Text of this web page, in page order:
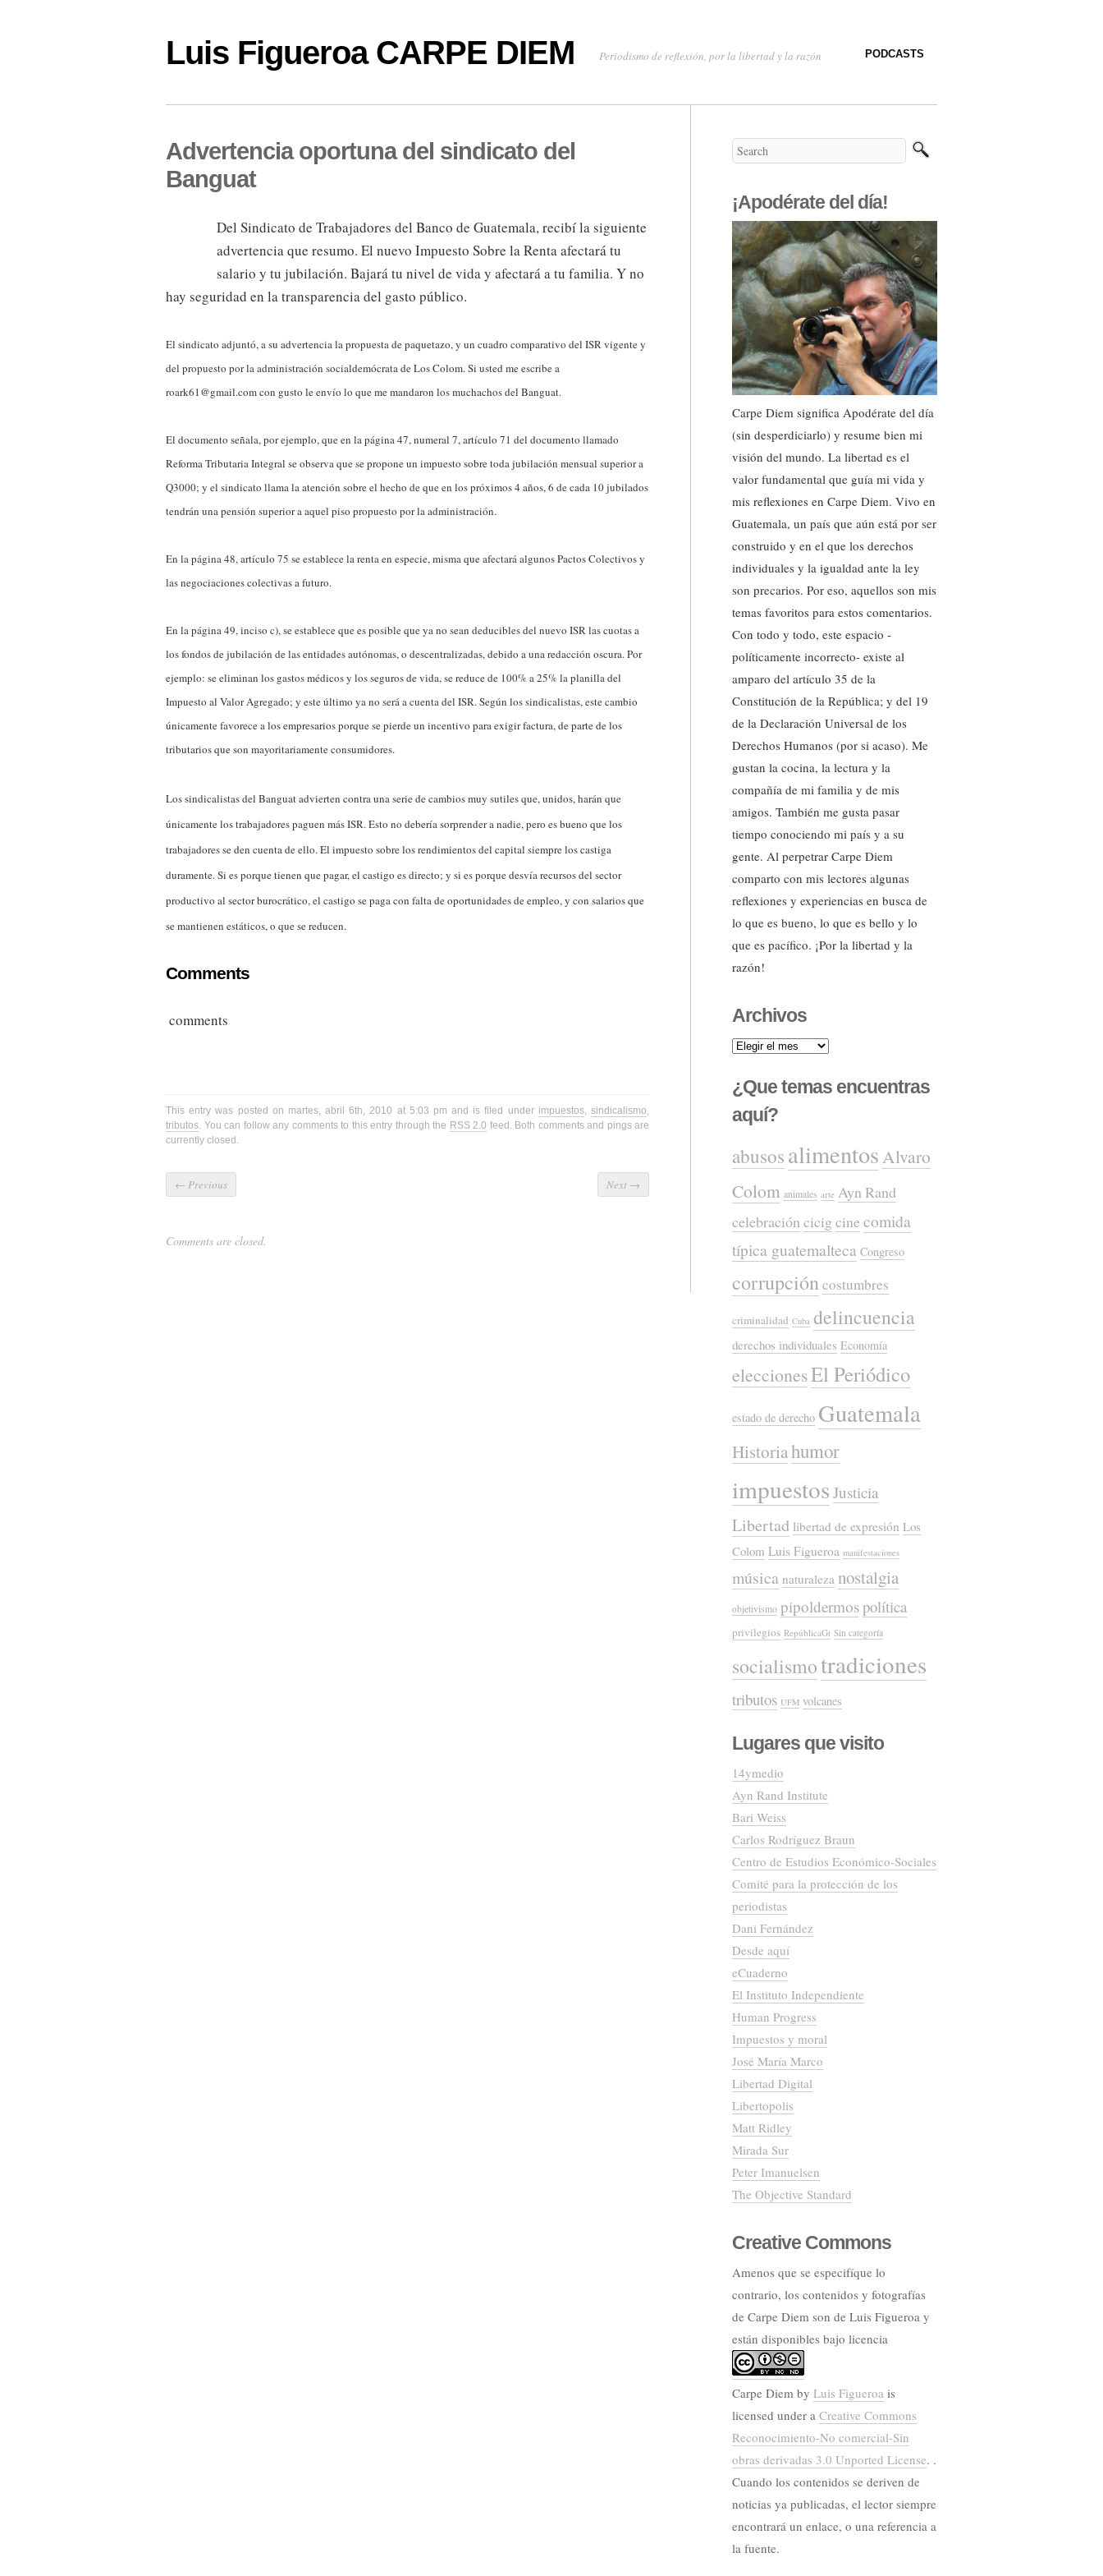
Luis Figueroa CARPE DIEM Periodismo de reflexión, por la libertad y la razón PODCASTS
Advertencia oportuna del sindicato del
Banguat
Del Sindicato de Trabajadores del Banco de Guatemala, recibí la siguiente
advertencia que resumo. El nuevo Impuesto Sobre la Renta afectará tu
salario y tu jubilación. Bajará tu nivel de vida y afectará a tu familia. Y no
hay seguridad en la transparencia del gasto público.
El sindicato adjuntó, a su advertencia la propuesta de paquetazo, y un cuadro comparativo del ISR vigente y
del propuesto por la administración socialdemócrata de Los Colom. Si usted me escribe a
roark61@gmail.com con gusto le envío lo que me mandaron los muchachos del Banguat.
El documento señala, por ejemplo, que en la página 47, numeral 7, artículo 71 del documento llamado
Reforma Tributaria Integral se observa que se propone un impuesto sobre toda jubilación mensual superior a
Q3000; y el sindicato llama la atención sobre el hecho de que en los próximos 4 años, 6 de cada 10 jubilados
tendrán una pensión superior a aquel piso propuesto por la administración.
En la página 48, artículo 75 se establece la renta en especie, misma que afectará algunos Pactos Colectivos y
las negociaciones colectivas a futuro.
En la página 49, inciso c), se establece que es posible que ya no sean deducibles del nuevo ISR las cuotas a
los fondos de jubilación de las entidades autónomas, o descentralizadas, debido a una redacción oscura. Por
ejemplo: se eliminan los gastos médicos y los seguros de vida, se reduce de 100% a 25% la planilla del
Impuesto al Valor Agregado; y este último ya no será a cuenta del ISR. Según los sindicalistas, este cambio
únicamente favorece a los empresarios porque se pierde un incentivo para exigir factura, de parte de los
tributarios que son mayoritariamente consumidores.
Los sindicalistas del Banguat advierten contra una serie de cambios muy sutiles que, unidos, harán que
únicamente los trabajadores paguen más ISR. Esto no debería sorprender a nadie, pero es bueno que los
trabajadores se den cuenta de ello. El impuesto sobre los rendimientos del capital siempre los castiga
duramente. Si es porque tienen que pagar, el castigo es directo; y si es porque desvía recursos del sector
productivo al sector burocrático, el castigo se paga con falta de oportunidades de empleo, y con salarios que
se mantienen estáticos, o que se reducen.
Comments
comments
This entry was posted on martes, abril 6th, 2010 at 5:03 pm and is filed under impuestos,sindicalismo,
tributos. You can follow any comments to this entry through the RSS 2.0 feed. Both comments and pings are
currently closed.
← Previous Next →
Comments are closed.
¡Apodérate del día!
Carpe Diem significa Apodérate del día
(sin desperdiciarlo) y resume bien mi
visión del mundo. La libertad es el
valor fundamental que guía mi vida y
mis reflexiones en Carpe Diem. Vivo en
Guatemala, un país que aún está por ser
construido y en el que los derechos
individuales y la igualdad ante la ley
son precarios. Por eso, aquellos son mis
temas favoritos para estos comentarios.
Con todo y todo, este espacio -
políticamente incorrecto- existe al
amparo del artículo 35 de la
Constitución de la República; y del 19
de la Declaración Universal de los
Derechos Humanos (por si acaso). Me
gustan la cocina, la lectura y la
compañía de mi familia y de mis
amigos. También me gusta pasar
tiempo conociendo mi país y a su
gente. Al perpetrar Carpe Diem
comparto con mis lectores algunas
reflexiones y experiencias en busca de
lo que es bueno, lo que es bello y lo
que es pacífico. ¡Por la libertad y la
razón!
Archivos
Archivos
¿Que temas encuentras
aquí?
abusos alimentosAlvaro
Colom animales arte Ayn Rand
celebración cicig cine comida
típica guatemalteca Congreso
corrupcióncostumbres
criminalidad Cuba delincuencia
derechos individuales Economía
eleccionesEl Periódico
estado de derecho Guatemala
Historiahumor
impuestos Justicia
Libertad libertad de expresión Los
Colom Luis Figueroa manifestaciones
música naturaleza nostalgia
objetivismo pipoldermospolítica
privilegios RepúblicaGt Sin categoría
socialismotradiciones
tributos UFM volcanes
Lugares que visito
14ymedio
Ayn Rand Institute
Bari Weiss
Carlos Rodríguez Braun
Centro de Estudios Económico-Sociales
Comité para la protección de los
periodistas
Dani Fernández
Desde aquí
eCuaderno
El Instituto Independiente
Human Progress
Impuestos y moral
José María Marco
Libertad Digital
Libertopolis
Matt Ridley
Mirada Sur
Peter Imanuelsen
The Objective Standard
Creative Commons
Amenos que se especifíque lo
contrario, los contenidos y fotografías
de Carpe Diem son de Luis Figueroa y
están disponibles bajo licencia
Carpe Diem by Luis Figueroa is
licensed under a Creative Commons
Reconocimiento-No comercial-Sin
obras derivadas 3.0 Unported License. .
Cuando los contenidos se deriven de
noticias ya publicadas, el lector siempre
encontrará un enlace, o una referencia a
la fuente.